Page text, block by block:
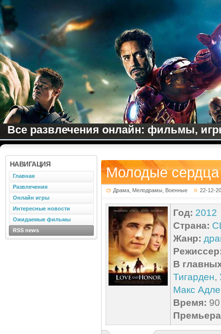
Все развлечения онлайн: фильмы,
Молодые
Драма, Мелодрамы, Военные 22-12-
Год: 2012
Страна:
Жанр:
В
Тигарден,
Макс
Время:
НАВИГАЦИЯ
Главная
Развлечения
Онлайн игры
Интересные новости
Ожидаемые фильмы
RSS news